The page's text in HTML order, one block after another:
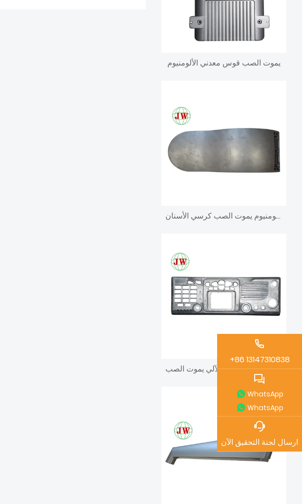
يموت الصب قوس معدني الألومنيوم
الألومنيوم يموت الصب كرسي الأسنان
النحاس الساخن تزوير أجزاء الاستثمار التصنيع باستخدام الحاسب الآلي يموت الصب
+86 13147310838
WhatsApp
WhatsApp
ارسال لجنة التحقيق الآن